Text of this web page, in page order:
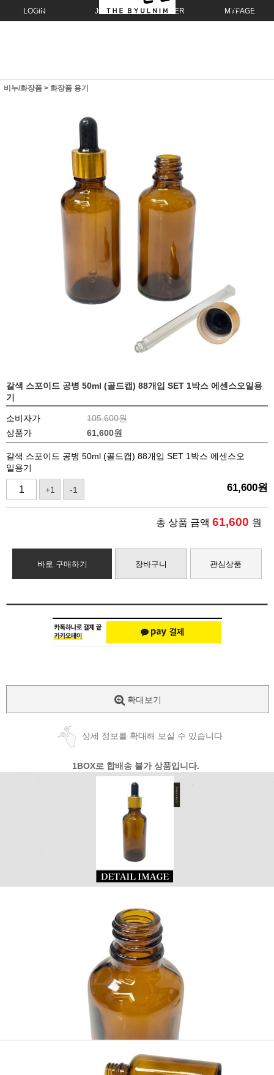
LOGIN JOIN ORDER MYPAGE
비누/화장품 > 화장품 용기
갈색 스포이드 공병 50ml (골드캡) 88개입 SET 1박스 에센스오일용
기
소비자가
105,600원
상품가
61,600원
갈색 스포이드 공병 50ml (골드캡) 88개입 SET 1박스 에센스오
일용기
+1 -1 61,600원
총 상품 금액 61,600 원
바로 구매하기 장바구니 관심상품
확대보기
상세 정보를 확대해 보실 수 있습니다
1BOX로 합배송 불가 상품입니다.